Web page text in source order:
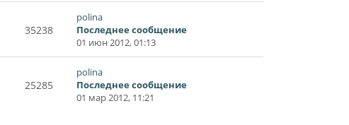
35238
polina
Последнее сообщение
01 июн 2012, 01:13
25285
polina
Последнее сообщение
01 мар 2012, 11:21